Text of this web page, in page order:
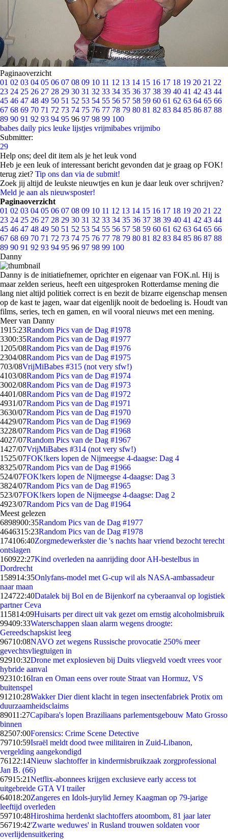
Paginaoverzicht
01 02 03 04 05 06 07 08 09 10 11 12 13 14 15 16 17 18 19 20 21 22
23 24 25 26 27 28 29 30 31 32 33 34 35 36 37 38 39 40 41 42 43 44
45 46 47 48 49 50 51 52 53 54 55 56 57 58 59 60 61 62 63 64 65 66
67 68 69 70 71 72 73 74 75 76 77 78 79 80 81 82 83 84 85 86 87 88
89 90 91 92 93 94 95 96 97 98 99 100
babes daily pics leuke lijstjes vrijmibabes vrijmibo
Submitter:
29
Help ons; deel dit item als je het leuk vond
Heb je een leuk of interessant bericht gevonden dat je graag op FOK!
terug ziet? Tip ons dan via de submit!
Zoek jij altijd de leukste nieuwtjes en kun je daar leuk over schrijven?
Meld je aan als nieuwsposter!
Paginaoverzicht
01 02 03 04 05 06 07 08 09 10 11 12 13 14 15 16 17 18 19 20 21 22
23 24 25 26 27 28 29 30 31 32 33 34 35 36 37 38 39 40 41 42 43 44
45 46 47 48 49 50 51 52 53 54 55 56 57 58 59 60 61 62 63 64 65 66
67 68 69 70 71 72 73 74 75 76 77 78 79 80 81 82 83 84 85 86 87 88
89 90 91 92 93 94 95 96 97 98 99 100
Danny
Danny is de initiatiefnemer, oprichter en eigenaar van FOK.nl. Hij is
maar zelden serieus, heeft een uitgesproken Rotterdamse mening die
lang niet altijd politiek correct is en bezit de bizarre eigenschap mensen
op de kast te jagen, waar dat eigenlijk nooit de bedoeling is. Houdt van
films, series, tech en gamen, en wil vooral nieuws met een mening.
Meer van Danny
1915:23Random Pics van de Dag #1978
3300:35Random Pics van de Dag #1977
1205/08Random Pics van de Dag #1976
2304/08Random Pics van de Dag #1975
703/08VrijMiBabes #315 (not very sfw!)
4103/08Random Pics van de Dag #1974
3002/08Random Pics van de Dag #1973
4401/08Random Pics van de Dag #1972
4931/07Random Pics van de Dag #1971
3630/07Random Pics van de Dag #1970
4429/07Random Pics van de Dag #1969
3228/07Random Pics van de Dag #1968
4027/07Random Pics van de Dag #1967
1427/07VrijMiBabes #314 (not very sfw!)
1525/07FOK!kers lopen de Nijmeegse 4-daagse: Dag 4
8325/07Random Pics van de Dag #1966
524/07FOK!kers lopen de Nijmeegse 4-daagse: Dag 3
3824/07Random Pics van de Dag #1965
523/07FOK!kers lopen de Nijmeegse 4-daagse: Dag 2
4923/07Random Pics van de Dag #1964
Meest gelezen
6898900:35Random Pics van de Dag #1977
4646315:23Random Pics van de Dag #1978
174106:40Zorgmedewerkster die 's nachts haar vriend bezocht terecht
ontslagen
160922:27Kind overleden na aanrijding door AH-bestelbus in
Dordrecht
158914:35Onlyfans-model met G-cup wil als NASA-ambassadeur
naar maan
124722:40Datalek bij Bol en de Bijenkorf na cyberaanval op logistiek
partner Ceva
115814:09Huisarts per direct uit vak gezet om ernstig alcoholmisbruik
99409:33Waterschappen slaan alarm wegens droogte:
Gereedschapskist leeg
96710:08NAVO zet wegens Russische provocatie 250% meer
gevechtsvliegtuigen in
92910:32Drone met explosieven bij Duits vliegveld voedt vrees voor
hybride aanval
92310:16Iran en Oman eens over route Straat van Hormuz, VS
buitenspel
91210:28Wakker Dier dient klacht in tegen insectenfabriek Protix om
duurzaamheidsclaims
89011:27Capibara's lopen Braziliaans parlementsgebouw Mato Grosso
binnen
82507:00Forensics: Crime Scene Detective
79710:59Israël meldt dood twee militairen in Zuid-Libanon,
vergelding aangekondigd
761 22:14Nieuw slachtoffer in kindermisbruikzaak zorgprofessional
Jan B. (66)
67915:21Netflix-abonnees krijgen exclusieve early access tot
uitgebreide GTA VI trailer
64018:20Zangeres en Idols-jurylid Jerney Kaagman op 79-jarige
leeftijd overleden
59710:48Hiroshima herdenkt slachtoffers atoombom, 81 jaar later
56719:42'Zwarte weduwes' in Rusland trouwen soldaten voor
overlijdensuitkering